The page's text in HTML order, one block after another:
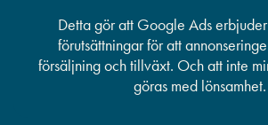
Detta gör att Google Ads
förutsättningar för att
försäljning och tillväxt. Och att inte
göras med lönsamhet.